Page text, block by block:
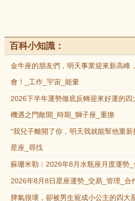
百科小知識：
金牛座的朋友們，明天事業迎來新高峰
會！_工作_宇宙_能量
2026下半年運勢徹底反轉迎來好運的
機遇之門敞開_時期_獅子座_重擔
“我兒子離開了你，明天我就能幫他重新
星座_尋找
蘇珊米勒︱2026年8月水瓶座月度運勢_
2026年8月8日星座運勢_交易_管理_合
脾氣很壞，卻被男生寵成小公主的四大